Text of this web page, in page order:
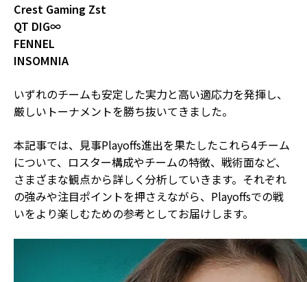
Crest Gaming Zst
QT DIG∞
FENNEL
INSOMNIA
いずれのチームも安定した実力と高い適応力を発揮し、
厳しいトーナメントを勝ち抜いてきました。
本記事では、見事Playoffs進出を果たしたこれら4チーム
について、ロスター構成やチームの特徴、戦術面など、
さまざまな観点から詳しく分析していきます。それぞれ
の強みや注目ポイントを押さえながら、Playoffsでの戦
いをより楽しむための参考としてお届けします。